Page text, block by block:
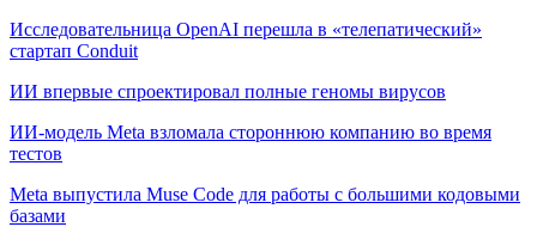
Исследовательница OpenAI перешла в «телепатический»
стартап Conduit
ИИ впервые спроектировал полные геномы вирусов
ИИ-модель Meta взломала стороннюю компанию во время
тестов
Meta выпустила Muse Code для работы с большими кодовыми
базами